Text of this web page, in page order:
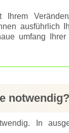
ausführlich
umfang
notwendig?
In